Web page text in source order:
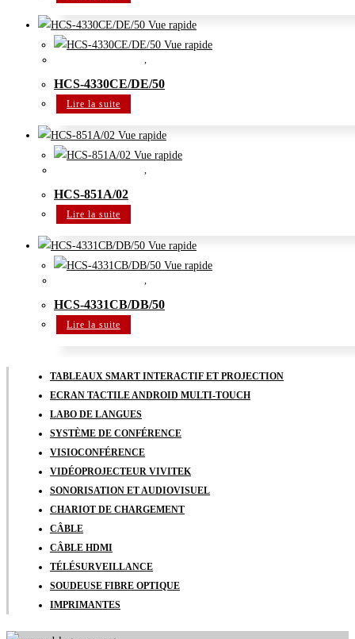
Vue rapide
Vue rapide
HCS-4330CE/DE/50
Lire la suite
Vue rapide
Vue rapide
HCS-851A/02
Lire la suite
Vue rapide
Vue rapide
,
HCS-4331CB/DB/50
Lire la suite
TABLEAUX SMART INTERACTIF ET PROJECTION
ECRAN TACTILE ANDROID MULTI-TOUCH
LABO DE LANGUES
SYSTÈME DE CONFÉRENCE
VISIOCONFÉRENCE
VIDÉOPROJECTEUR VIVITEK
SONORISATION ET AUDIOVISUEL
CHARIOT DE CHARGEMENT
CÂBLE
CÂBLE HDMI
TÉLÉSURVEILLANCE
SOUDEUSE FIBRE OPTIQUE
IMPRIMANTES